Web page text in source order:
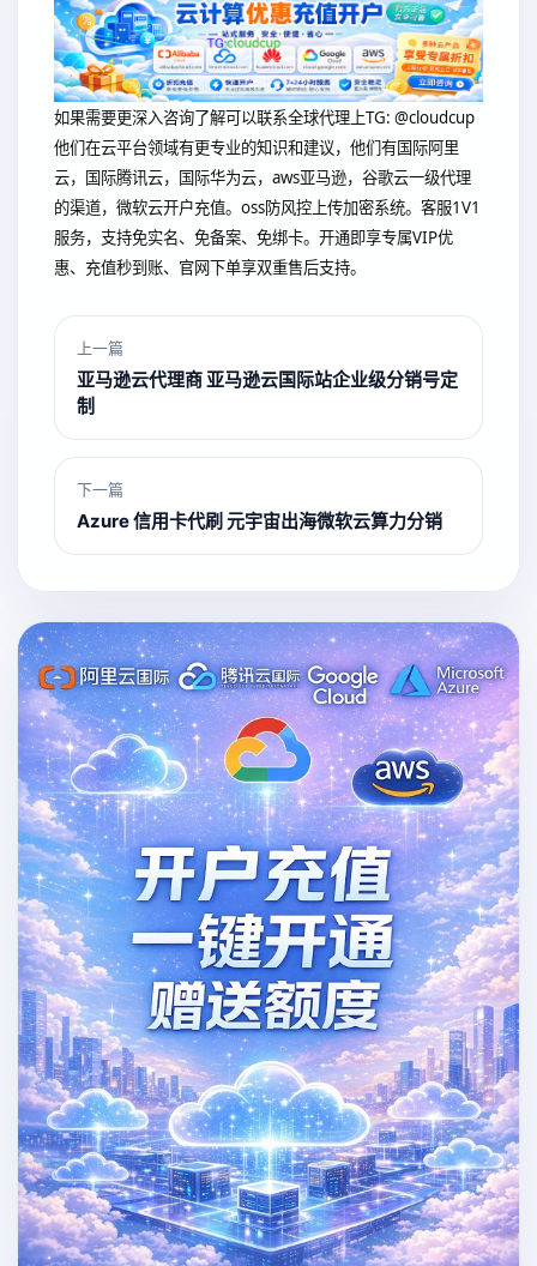
如果需要更深入咨询了解可以联系全球代理上TG: @cloudcup
他们在云平台领域有更专业的知识和建议，他们有国际阿里
云，国际腾讯云，国际华为云，aws亚马逊，谷歌云一级代理
的渠道，微软云开户充值。oss防风控上传加密系统。客服1V1
服务，支持免实名、免备案、免绑卡。开通即享专属VIP优
惠、充值秒到账、官网下单享双重售后支持。
上一篇
亚马逊云代理商 亚马逊云国际站企业级分销号定
制
下一篇
Azure 信用卡代刷 元宇宙出海微软云算力分销